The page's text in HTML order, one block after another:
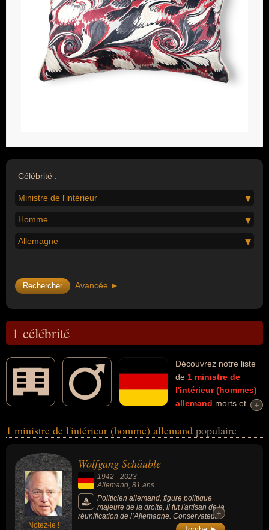
Célébrité :
Ministre de l'intérieur
Homme
Allemagne
Avancée ►
1 célébrité
Découvrez notre liste
de 1 ministre de
l'intérieur (hommes)
allemand morts et
personnalités (de sexe masculin) peuvent avoir des liens variés
célébrités peuvent également avoir été député, homme d'état,
ministre ou ministre des finances.
+
+
1 ministre de l'intérieur (homme) allemand populaire
Notez-le !
Wolfgang Schäuble
1942 - 2023
Allemand, 81 ans
Politicien allemand, figure politique
majeure de la droite, il fut l'artisan de la
réunification de l’Allemagne. Conservateur,
Européen convaincu et gardien de
+
+